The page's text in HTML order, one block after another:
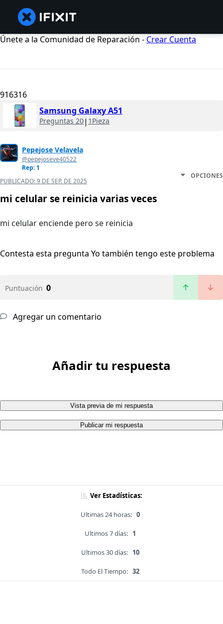
Únete a la Comunidad de Reparación - Crear Cuenta
916316
Samsung Galaxy A51
Preguntas 20| 1Pieza
Pepejose Velavela
@pepejoseve40522
Rep: 1
PUBLICADO:9 DE SEP. DE 2025
OPCIONES
mi celular se reinicia varias veces
mi celular enciende pero se reinicia
Contesta esta pregunta Yo también tengo este problema
Puntuación 0
Agregar un comentario
Añadir tu respuesta
Vista previa de mi respuesta
Publicar mi respuesta
Ver Estadísticas:
Ultimas 24 horas: 0
Ultimos 7 días: 1
Ultimos 30 días: 10
Todo El Tiempo: 32